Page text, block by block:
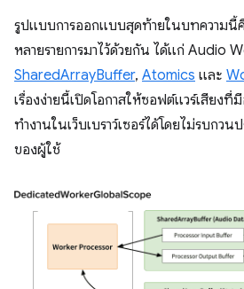
รูปแบบการออกแบบสุดท้ายในบทความนี้
หลายรายการมาไว้ด้วยกัน ได้แก่ Audio
SharedArrayBuffer, Atomics และ
เรื่องง่ายนี้เปิดโอกาสให้ซอฟต์แวร์เสียงที่
ทำงานในเว็บเบราว์เซอร์ได้โดยไม่รบกวน
ของผู้ใช้